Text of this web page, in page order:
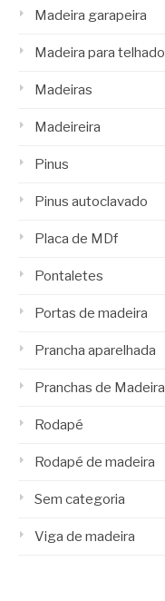
Madeira garapeira
Madeira para telhado
Madeiras
Madeireira
Pinus
Pinus autoclavado
Placa de MDf
Pontaletes
Portas de madeira
Prancha aparelhada
Pranchas de Madeira
Rodapé
Rodapé de madeira
Sem categoria
Viga de madeira